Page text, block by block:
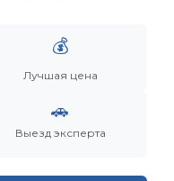
еще
💰
Лучшая цена
🚗
Выезд эксперта